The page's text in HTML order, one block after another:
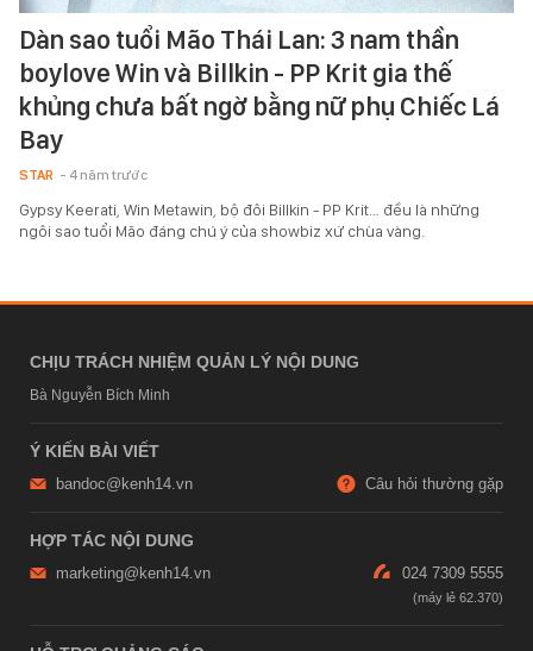
Dàn sao tuổi Mão Thái Lan: 3 nam thần
boylove Win và Billkin - PP Krit gia thế
khủng chưa bất ngờ bằng nữ phụ Chiếc Lá
Bay
STAR - 4 năm trước
Gypsy Keerati, Win Metawin, bộ đôi Billkin - PP Krit… đều là những
ngôi sao tuổi Mão đáng chú ý của showbiz xứ chùa vàng.
CHỊU TRÁCH NHIỆM QUẢN LÝ NỘI DUNG
Bà Nguyễn Bích Minh
Ý KIẾN BÀI VIẾT
bandoc@kenh14.vn Câu hỏi thường gặp
HỢP TÁC NỘI DUNG
marketing@kenh14.vn 024 7309 5555